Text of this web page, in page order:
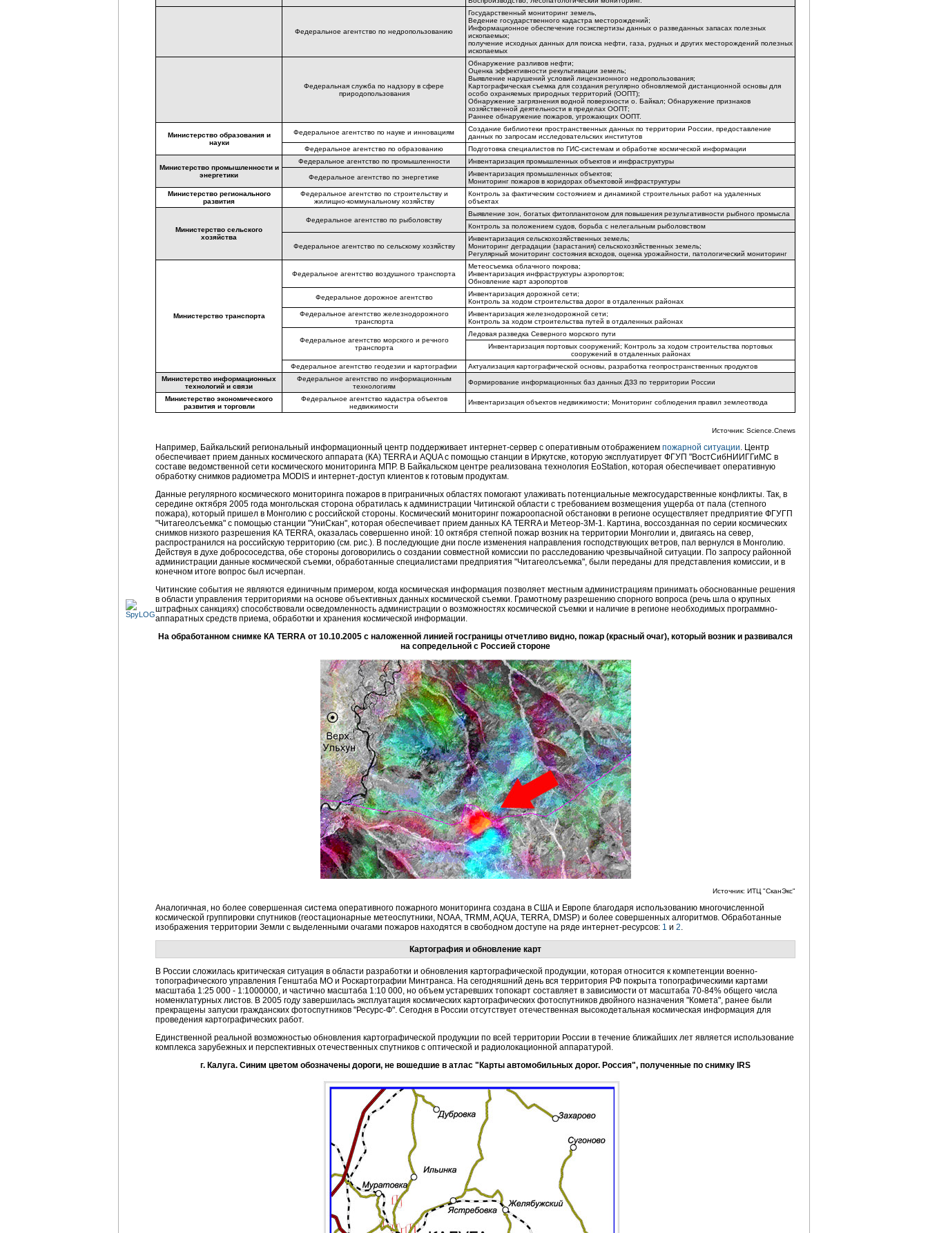
Федеральное агентство по недропользованию
Государственный мониторинг земель,
Ведение государственного кадастра месторождений;
Информационное обеспечение госэкспертизы данных о разведанных запасах полезных
ископаемых;
получение исходных данных для поиска нефти, газа, рудных и других месторождений полезных
ископаемых
Федеральная служба по надзору в сфере
природопользования
Обнаружение разливов нефти;
Оценка эффективности рекультивации земель;
Выявление нарушений условий лицензионного недропользования;
Картографическая съемка для создания регулярно обновляемой дистанционной основы для
особо охраняемых природных территорий (ООПТ);
Обнаружение загрязнения водной поверхности о. Байкал; Обнаружение признаков
хозяйственной деятельности в пределах ООПТ;
Раннее обнаружение пожаров, угрожающих ООПТ.
Министерство образования и
науки
Федеральное агентство по науке и инновациям
Создание библиотеки пространственных данных по территории России, предоставление
данных по запросам исследовательских институтов
Федеральное агентство по образованию
Подготовка специалистов по ГИС-системам и обработке космической информации
Министерство промышленности и
энергетики
Федеральное агентство по промышленности Инвентаризация промышленных объектов и инфраструктуры
Федеральное агентство по энергетике
Инвентаризация промышленных объектов;
Мониторинг пожаров в коридорах объектовой инфраструктуры
Министерство регионального
развития
Федеральное агентство по строительству и
жилищно-коммунальному хозяйству
Контроль за фактическим состоянием и динамикой строительных работ на удаленных
объектах
Министерство сельского
хозяйства
Федеральное агентство по рыболовству
Выявление зон, богатых фитопланктоном для повышения результативности рыбного промысла
Контроль за положением судов, борьба с нелегальным рыболовством
Федеральное агентство по сельскому хозяйству
Инвентаризация сельскохозяйственных земель;
Мониторинг деградации (зарастания) сельскохозяйственных земель;
Регулярный мониторинг состояния всходов, оценка урожайности, патологический мониторинг
Министерство транспорта
Федеральное агентство воздушного транспорта
Метеосъемка облачного покрова;
Инвентаризация инфраструктуры аэропортов;
Обновление карт аэропортов
Федеральное дорожное агентство
Инвентаризация дорожной сети;
Контроль за ходом строительства дорог в отдаленных районах
Федеральное агентство железнодорожного
транспорта
Инвентаризация железнодорожной сети;
Контроль за ходом строительства путей в отдаленных районах
Федеральное агентство морского и речного
транспорта
Ледовая разведка Северного морского пути
Инвентаризация портовых сооружений; Контроль за ходом строительства портовых
сооружений в отдаленных районах
Федеральное агентство геодезии и картографии
Актуализация картографической основы, разработка геопространственных продуктов
Министерство информационных
технологий и связи
Федеральное агентство по информационным
технологиям
Формирование информационных баз данных ДЗЗ по территории России
Министерство экономического
развития и торговли
Федеральное агентство кадастра объектов
недвижимости
Инвентаризация объектов недвижимости; Мониторинг соблюдения правил землеотвода
Источник: Science.Cnews
Например, Байкальский региональный информационный центр поддерживает интернет-сервер с оперативным отображением пожарной ситуации. Центр
обеспечивает прием данных космического аппарата (КА) TERRA и AQUA с помощью станции в Иркутске, которую эксплуатирует ФГУП "ВостСибНИИГГиМС в
составе ведомственной сети космического мониторинга МПР. В Байкальском центре реализована технология EoStation, которая обеспечивает оперативную
обработку снимков радиометра MODIS и интернет-доступ клиентов к готовым продуктам.
Данные регулярного космического мониторинга пожаров в приграничных областях помогают улаживать потенциальные межгосударственные конфликты. Так, в
середине октября 2005 года монгольская сторона обратилась к администрации Читинской области с требованием возмещения ущерба от пала (степного
пожара), который пришел в Монголию с российской стороны. Космический мониторинг пожароопасной обстановки в регионе осуществляет предприятие ФГУГП
"Читагеолсъемка" с помощью станции "УниСкан", которая обеспечивает прием данных КА TERRA и Метеор-3М-1. Картина, воссозданная по серии космических
снимков низкого разрешения КА TERRA, оказалась совершенно иной: 10 октября степной пожар возник на территории Монголии и, двигаясь на север,
распространился на российскую территорию (см. рис.). В последующие дни после изменения направления господствующих ветров, пал вернулся в Монголию.
Действуя в духе добрососедства, обе стороны договорились о создании совместной комиссии по расследованию чрезвычайной ситуации. По запросу районной
администрации данные космической съемки, обработанные специалистами предприятия "Читагеолсъемка", были переданы для представления комиссии, и в
конечном итоге вопрос был исчерпан.
Читинские события не являются единичным примером, когда космическая информация позволяет местным администрациям принимать обоснованные решения
в области управления территориями на основе объективных данных космической съемки. Грамотному разрешению спорного вопроса (речь шла о крупных
штрафных санкциях) способствовали осведомленность администрации о возможностях космической съемки и наличие в регионе необходимых программно-
аппаратных средств приема, обработки и хранения космической информации.
На обработанном снимке КА TERRA от 10.10.2005 с наложенной линией госграницы отчетливо видно, пожар (красный очаг), который возник и развивался
на сопредельной с Россией стороне
Источник: ИТЦ "СканЭкс"
Аналогичная, но более совершенная система оперативного пожарного мониторинга создана в США и Европе благодаря использованию многочисленной
космической группировки спутников (геостационарные метеоспутники, NOAA, TRMM, AQUA, TERRA, DMSP) и более совершенных алгоритмов. Обработанные
изображения территории Земли с выделенными очагами пожаров находятся в свободном доступе на ряде интернет-ресурсов: 1 и 2.
Картография и обновление карт
В России сложилась критическая ситуация в области разработки и обновления картографической продукции, которая относится к компетенции военно-
топографического управления Генштаба МО и Роскартографии Минтранса. На сегодняшний день вся территория РФ покрыта топографическими картами
масштаба 1:25 000 - 1:1000000, и частично масштаба 1:10 000, но объем устаревших топокарт составляет в зависимости от масштаба 70-84% общего числа
номенклатурных листов. В 2005 году завершилась эксплуатация космических картографических фотоспутников двойного назначения "Комета", ранее были
прекращены запуски гражданских фотоспутников "Ресурс-Ф". Сегодня в России отсутствует отечественная высокодетальная космическая информация для
проведения картографических работ.
Единственной реальной возможностью обновления картографической продукции по всей территории России в течение ближайших лет является использование
комплекса зарубежных и перспективных отечественных спутников с оптической и радиолокационной аппаратурой.
г. Калуга. Синим цветом обозначены дороги, не вошедшие в атлас "Карты автомобильных дорог. Россия", полученные по снимку IRS